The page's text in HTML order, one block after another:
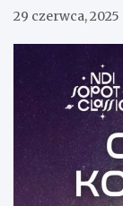
29 czerwca, 2025